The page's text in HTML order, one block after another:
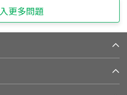
更多問題